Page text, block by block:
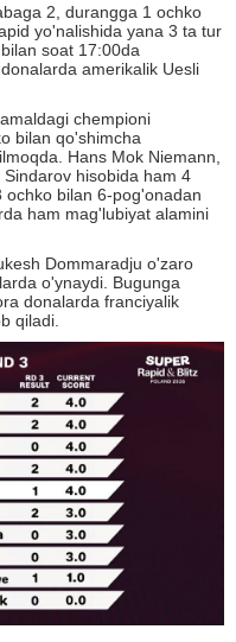
2, durangga 1 ochko
yo'nalishida yana 3 ta tur
soat 17:00da
amerikalik Uesli
chempioni
bilan qo'shimcha
Hans Mok Niemann,
hisobida ham 4
bilan 6-pog'onadan
ham mag'lubiyat alamini
Dommaradju o'zaro
o'ynaydi. Bugunga
donalarda franciyalik
qiladi.